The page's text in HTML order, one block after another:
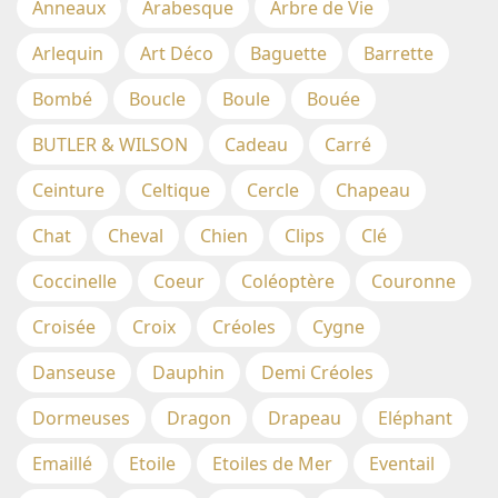
Anneaux Arabesque
Arbre de Vie
Arlequin
Art Déco Baguette
Barrette
Bombé
Boucle Boule
Bouée
BUTLER & WILSON
Cadeau
Carré
Ceinture
Celtique Cercle
Chapeau
Chat
Cheval Chien Clips
Clé
Coccinelle
Coeur Coléoptère
Couronne
Croisée
Croix Créoles
Cygne
Danseuse
Dauphin
Demi Créoles
Dormeuses
Dragon Drapeau
Eléphant
Emaillé
Etoile Etoiles de Mer
Eventail